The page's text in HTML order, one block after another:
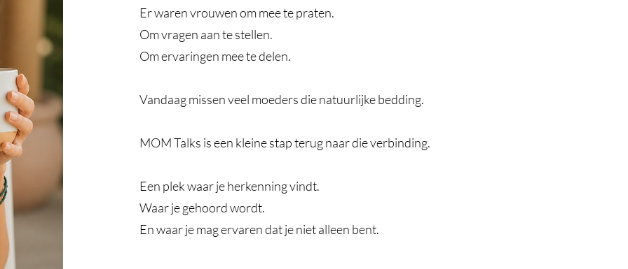
Er waren vrouwen om mee te praten.
Om vragen aan te stellen.
Om ervaringen mee te delen.
Vandaag missen veel moeders die natuurlijke bedding.
MOM Talks is een kleine stap terug naar die verbinding.
Een plek waar je herkenning vindt.
Waar je gehoord wordt.
En waar je mag ervaren dat je niet alleen bent.